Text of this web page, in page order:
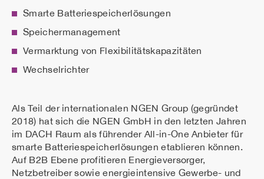
Als Teil der internationalen NGEN Group (gegründet
2018) hat sich die NGEN GmbH in den letzten Jahren
im DACH Raum als führender All-in-One Anbieter für
smarte Batteriespeicherlösungen etablieren können.
Auf B2B Ebene profitieren Energieversorger,
Netzbetreiber sowie energieintensive Gewerbe- und
Smarte Batteriespeicherlösungen
Speichermanagement
Vermarktung von Flexibilitätskapazitäten
Wechselrichter